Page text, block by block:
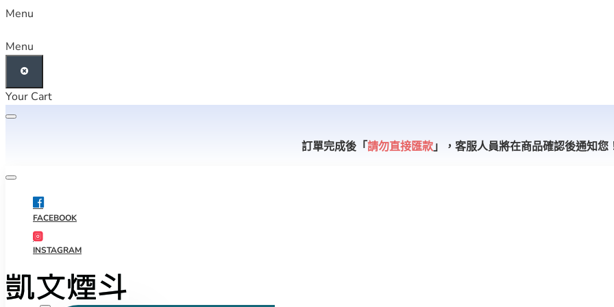
Menu
Menu
Your Cart
訂單完成後「請勿直接匯款 」， 客服人員將在商品確認後通知您
FACEBOOK
INSTAGRAM